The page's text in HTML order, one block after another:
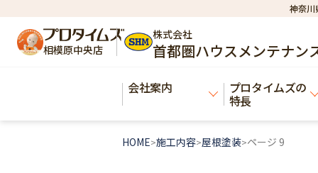
神奈川
相模原中央店
株式会社
首都圏ハウスメンテナン
会社案内 プロタイムズの
特長
HOME>施工内容>屋根塗装>ページ 9